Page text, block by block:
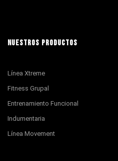
NUESTROS PRODUCTOS
Línea Xtreme
Fitness Grupal
Entrenamiento Funcional
Indumentaria
Línea Movement